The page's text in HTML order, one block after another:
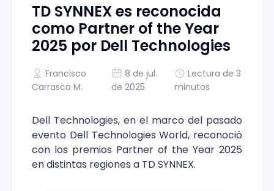
TD SYNNEX es reconocida
como Partner of the Year
2025 por Dell Technologies
Francisco
Carrasco M.
8 de jul.
de 2025
Lectura de 3
minutos
Dell Technologies, en el marco del pasado
evento Dell Technologies World, reconoció
con los premios Partner of the Year 2025
en distintas regiones a TD SYNNEX.